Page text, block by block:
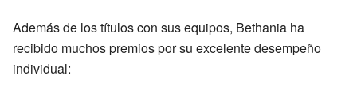
Además de los títulos con sus equipos, Bethania ha
recibido muchos premios por su excelente desempeño
individual: